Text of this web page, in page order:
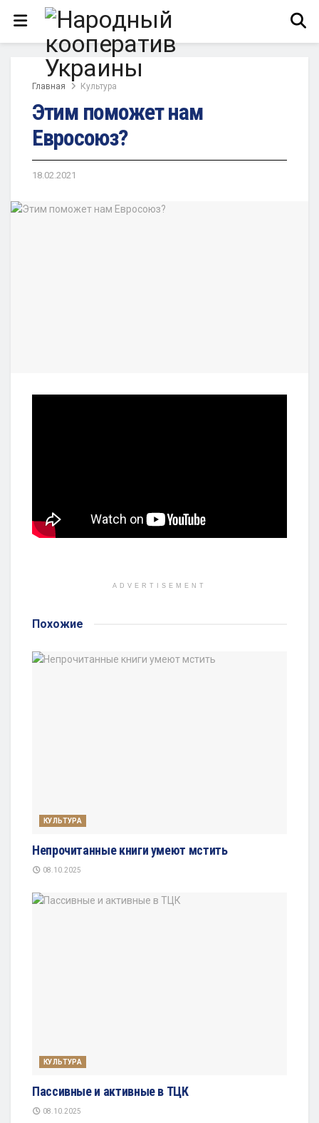
Главная Культура
Этим поможет нам
Евросоюз?
18.02.2021
ADVERTISEMENT
Похожие
КУЛЬТУРА
Непрочитанные книги умеют мстить
08.10.2025
КУЛЬТУРА
Пассивные и активные в ТЦК
08.10.2025